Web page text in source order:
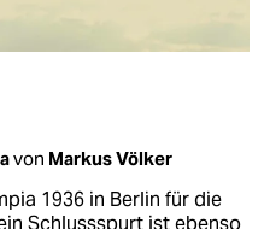
von Markus Völker
1936 in Berlin für die
Schlussspurt ist ebenso